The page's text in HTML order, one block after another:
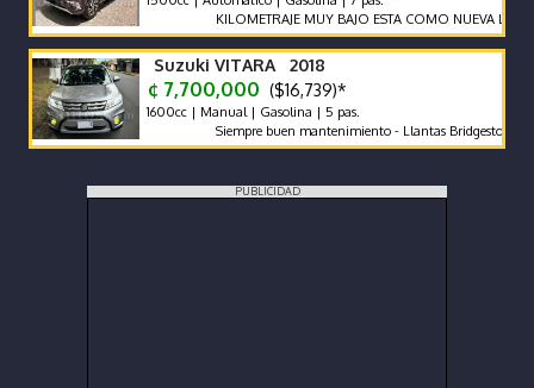
KILOMETRAJE MUY BAJO ESTA COMO NUEVA LLAME Y
Suzuki VITARA 2018
¢ 7,700,000 ($16,739)*
1600cc | Manual | Gasolina | 5 pas.
Siempre buen mantenimiento - Llantas Bridgestone como
PUBLICIDAD